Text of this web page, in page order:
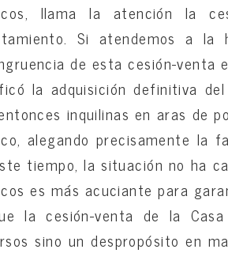
llama la atención la
Si atendemos a
de esta cesión-venta
la adquisición definitiva
inquilinas en aras de
alegando precisamente la
tiempo, la situación no ha
es más acuciante para
la cesión-venta de la
sino un despropósito en